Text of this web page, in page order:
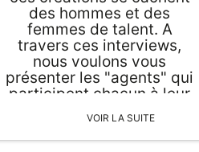
des hommes et des
femmes de talent. A
travers ces interviews,
nous voulons vous
présenter les "agents" qui
participent chacun à leur
échelle à la décoration et la
papeterie de demain.
Aujourd'hui, venez à la
VOIR LA SUITE